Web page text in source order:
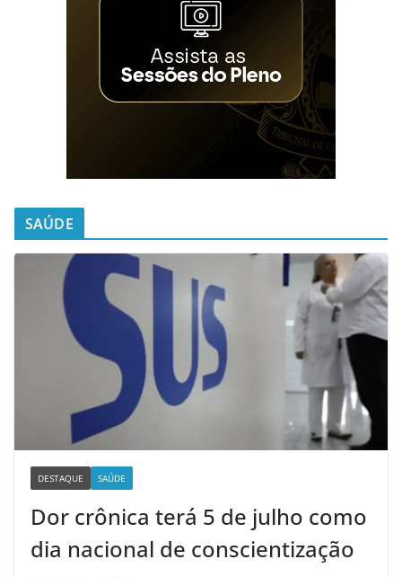
SAÚDE
DESTAQUE SAÚDE
Dor crônica terá 5 de julho como
dia nacional de conscientização